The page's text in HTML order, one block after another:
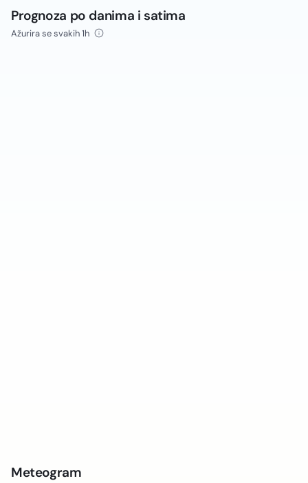
Prognoza po danima i satima
Ažurira se svakih 1h
Meteogram